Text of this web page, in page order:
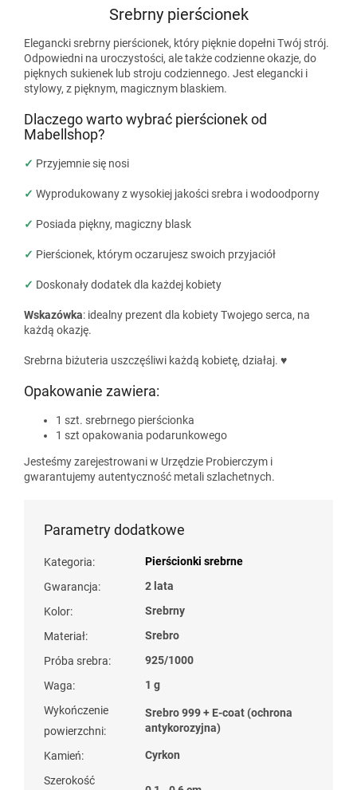
Srebrny pierścionek
Elegancki srebrny pierścionek, który pięknie dopełni Twój strój.
Odpowiedni na uroczystości, ale także codzienne okazje, do
pięknych sukienek lub stroju codziennego. Jest elegancki i
stylowy, z pięknym, magicznym blaskiem.
Dlaczego warto wybrać pierścionek od
Mabellshop?
✓ Przyjemnie się nosi
✓ Wyprodukowany z wysokiej jakości srebra i wodoodporny
✓ Posiada piękny, magiczny blask
✓ Pierścionek, którym oczarujesz swoich przyjaciół
✓ Doskonały dodatek dla każdej kobiety
Wskazówka: idealny prezent dla kobiety Twojego serca, na
każdą okazję.
Srebrna biżuteria uszczęśliwi każdą kobietę, działaj. ♥
Opakowanie zawiera:
1 szt. srebrnego pierścionka
1 szt opakowania podarunkowego
Jesteśmy zarejestrowani w Urzędzie Probierczym i
gwarantujemy autentyczność metali szlachetnych.
Parametry dodatkowe
Kategoria:
Pierścionki srebrne
Gwarancja:
2 lata
Kolor:
Srebrny
Materiał:
Srebro
Próba srebra:
925/1000
Waga:
1 g
Wykończenie
powierzchni:
Srebro 999 + E-coat (ochrona
antykorozyjna)
Kamień:
Cyrkon
Szerokość